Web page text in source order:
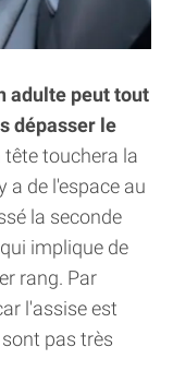
adulte peut tout
dépasser le
tête touchera la
a de l'espace au
la seconde
implique de
rang. Par
l'assise est
pas très